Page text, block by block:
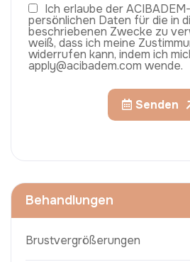
Ich erlaube der
persönlichen Daten für die in
beschriebenen Zwecke zu
weiß, dass ich meine
widerrufen kann, indem ich
apply@acibadem.com wende.
Senden
Behandlungen
Brustvergrößerungen